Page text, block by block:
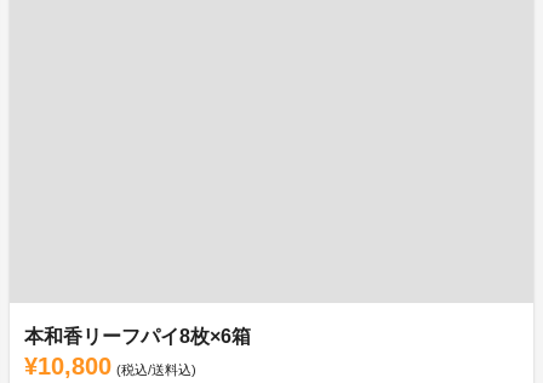
本和香リーフパイ8枚×6箱
¥10,800 (税込/送料込)